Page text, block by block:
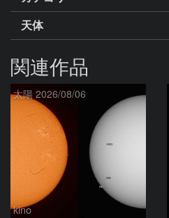
天体
関連作品
太陽 2026/08/06
kino